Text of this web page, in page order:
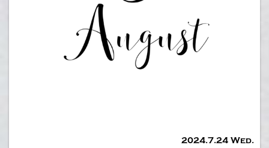
2024.7.24 Wed.